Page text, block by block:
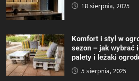
18 sierpnia, 2025
Komfort i styl w
sezon – jak wybrać
palety i leżaki
5 sierpnia, 2025